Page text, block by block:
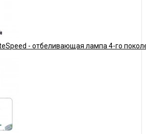
- отбеливающая лампа 4-го